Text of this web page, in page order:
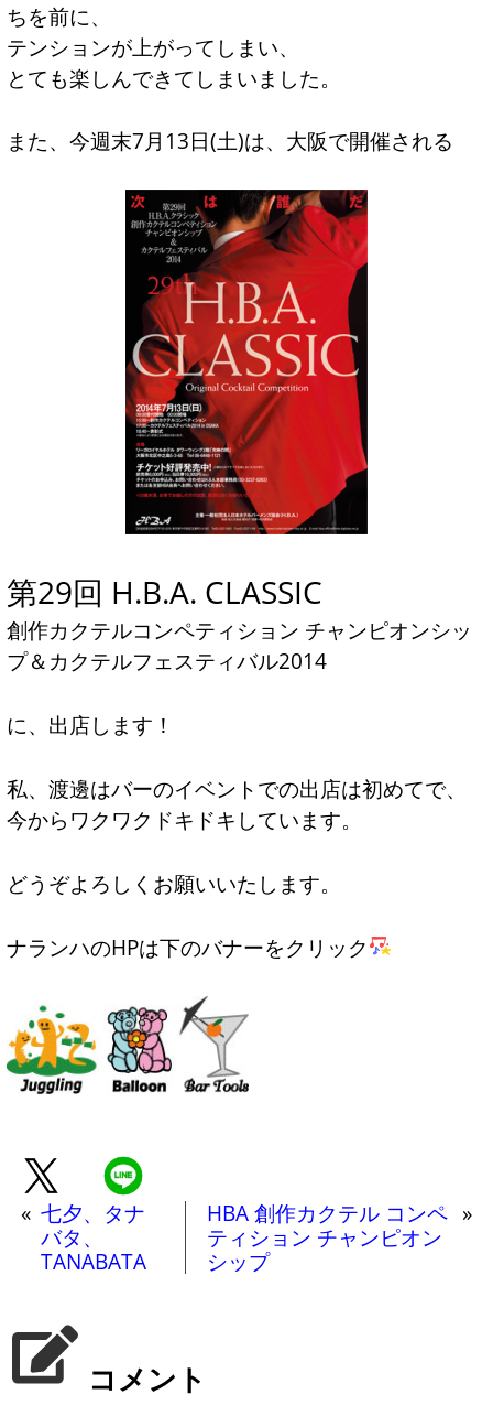
ちを前に、
テンションが上がってしまい、
とても楽しんできてしまいました。
また、今週末7月13日(土)は、大阪で開催される
第29回 H.B.A. CLASSIC
創作カクテルコンペティション チャンピオンシッ
プ＆カクテルフェスティバル2014
に、出店します！
私、渡邊はバーのイベントでの出店は初めてで、
今からワクワクドキドキしています。
どうぞよろしくお願いいたします。
ナランハのHPは下のバナーをクリック
« 七夕、タナ
バタ、
TANABATA
HBA 創作カクテル コンペ
ティション チャンピオン
シップ
»
コメント